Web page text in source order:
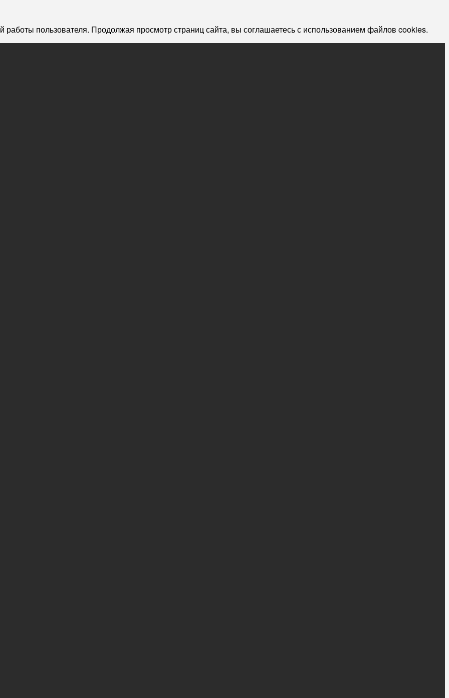
пользователя. Продолжая просмотр страниц сайта, вы соглашаетесь с использованием файлов cookies.